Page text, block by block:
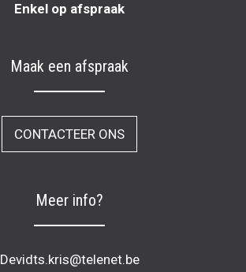
Enkel op afspraak
Maak een afspraak
CONTACTEER ONS
Meer info?
Devidts.kris@telenet.be